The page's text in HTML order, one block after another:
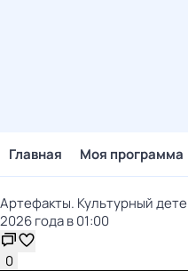
Главная Моя программа
Артефакты. Культурный
2026 года в 01:00
0